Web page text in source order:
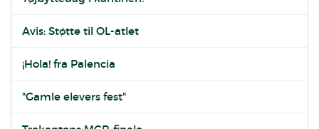
Avis: Støtte til OL-atlet
¡Hola! fra Palencia
"Gamle elevers fest"